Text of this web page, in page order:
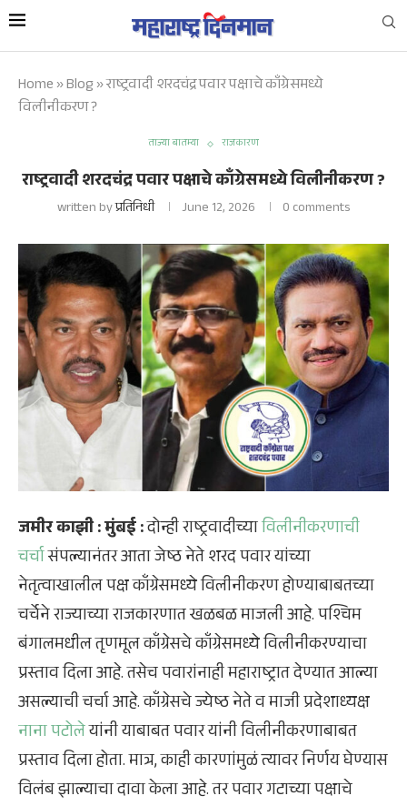
Home»Blog»राष्ट्रवादी शरदचंद्र पवार पक्षाचे काँग्रेसमध्ये
विलीनीकरण ?
ताज्या बातम्या राजकारण
राष्ट्रवादी शरदचंद्र पवार पक्षाचे काँग्रेसमध्ये विलीनीकरण ?
written byप्रतिनिधी June 12, 2026 0 comments
जमीर काझी : मुंबई :दोन्ही राष्ट्रवादीच्याविलीनीकरणाची
चर्चासंपल्यानंतर आता जेष्ठ नेते शरद पवार यांच्या
नेतृत्वाखालील पक्ष काँग्रेसमध्ये विलीनीकरण होण्याबाबतच्या
चर्चेने राज्याच्या राजकारणात खळबळ माजली आहे. पश्चिम
बंगालमधील तृणमूल काँग्रेसचे काँग्रेसमध्ये विलीनीकरण्याचा
प्रस्ताव दिला आहे. तसेच पवारांनाही महाराष्ट्रात देण्यात आल्या
असल्याची चर्चा आहे. काँग्रेसचे ज्येष्ठ नेते व माजी प्रदेशाध्यक्ष
नाना पटोलेयांनी याबाबत पवार यांनी विलीनीकरणाबाबत
प्रस्ताव दिला होता. मात्र, काही कारणांमुळं त्यावर निर्णय घेण्यास
विलंब झाल्याचा दावा केला आहे. तर पवार गटाच्या पक्षाचे